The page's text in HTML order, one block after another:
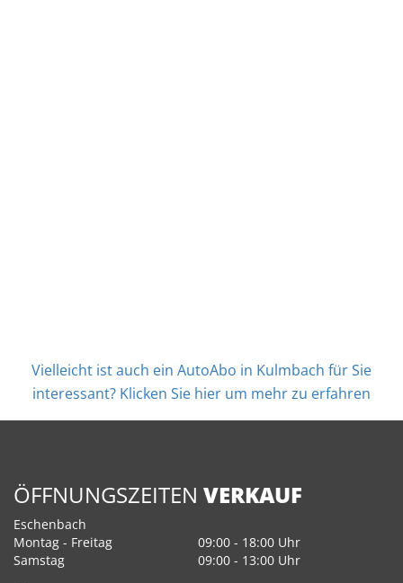
Vielleicht ist auch ein AutoAbo in Kulmbach für Sie
interessant? Klicken Sie hier um mehr zu erfahren
ÖFFNUNGSZEITEN VERKAUF
Eschenbach
Montag - Freitag
09:00 - 18:00 Uhr
Samstag
09:00 - 13:00 Uhr